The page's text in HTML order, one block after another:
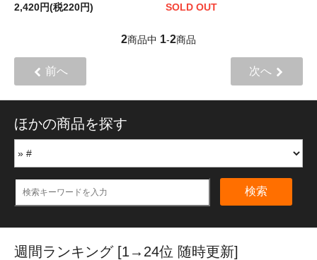
2,420円(税220円)
SOLD OUT
2商品中 1-2商品
前へ 次へ
ほかの商品を探す
検索
週間ランキング [1→24位 随時更新]